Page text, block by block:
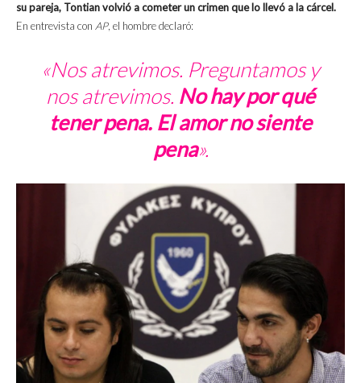
su pareja, Tontian volvió a cometer un crimen que lo llevó a la cárcel.
En entrevista con AP, el hombre declaró:
«Nos atrevimos. Preguntamos y
nos atrevimos. No hay por qué
tener pena. El amor no siente
pena».